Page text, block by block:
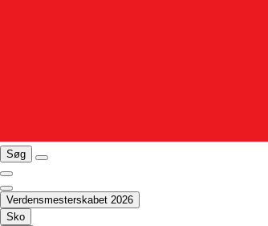
Søg
Verdensmesterskabet 2026
Sko